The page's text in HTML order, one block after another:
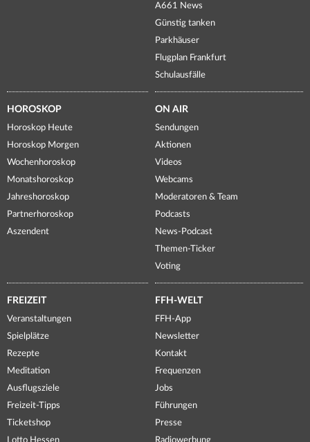
A661 News
Günstig tanken
Parkhäuser
Flugplan Frankfurt
Schulausfälle
HOROSKOP
Horoskop Heute
Horoskop Morgen
Wochenhoroskop
Monatshoroskop
Jahreshoroskop
Partnerhoroskop
Aszendent
ON AIR
Sendungen
Aktionen
Videos
Webcams
Moderatoren & Team
Podcasts
News-Podcast
Themen-Ticker
Voting
FREIZEIT
Veranstaltungen
Spielplätze
Rezepte
Meditation
Ausflugsziele
Freizeit-Tipps
Ticketshop
Lotto Hessen
FFH-WELT
FFH-App
Newsletter
Kontakt
Frequenzen
Jobs
Führungen
Presse
Radiowerbung